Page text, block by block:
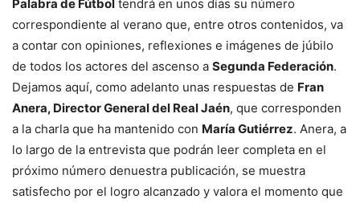
Palabra de Fútbol tendrá en unos días su número
correspondiente al verano que, entre otros contenidos, va
a contar con opiniones, reflexiones e imágenes de júbilo
de todos los actores del ascenso a Segunda Federación.
Dejamos aquí, como adelanto unas respuestas de Fran
Anera, Director General del Real Jaén, que corresponden
a la charla que ha mantenido con María Gutiérrez. Anera, a
lo largo de la entrevista que podrán leer completa en el
próximo número denuestra publicación, se muestra
satisfecho por el logro alcanzado y valora el momento que